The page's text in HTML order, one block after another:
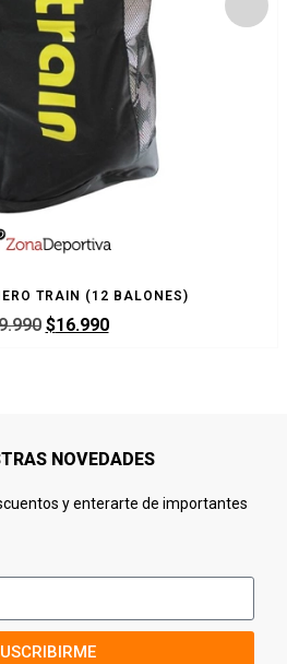
TRAIN (12 BALONES)
$16.990
NOVEDADES
y enterarte de importantes